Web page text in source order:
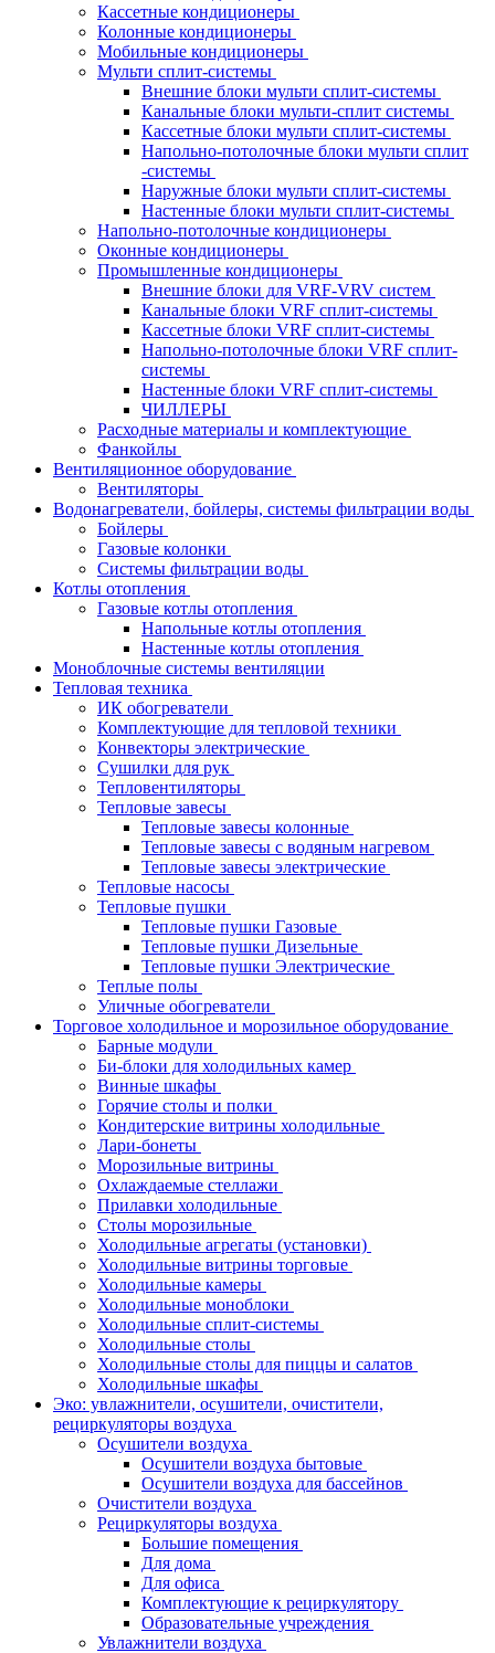
Кассетные кондиционеры
Колонные кондиционеры
Мобильные кондиционеры
Мульти сплит-системы
Внешние блоки мульти сплит-системы
Канальные блоки мульти-сплит системы
Кассетные блоки мульти сплит-системы
Напольно-потолочные блоки мульти сплит
-системы
Наружные блоки мульти сплит-системы
Настенные блоки мульти сплит-системы
Напольно-потолочные кондиционеры
Оконные кондиционеры
Промышленные кондиционеры
Внешние блоки для VRF-VRV систем
Канальные блоки VRF сплит-системы
Кассетные блоки VRF сплит-системы
Напольно-потолочные блоки VRF сплит-
системы
Настенные блоки VRF сплит-системы
ЧИЛЛЕРЫ
Расходные материалы и комплектующие
Фанкойлы
Вентиляционное оборудование
Вентиляторы
Водонагреватели, бойлеры, системы фильтрации воды
Бойлеры
Газовые колонки
Системы фильтрации воды
Котлы отопления
Газовые котлы отопления
Напольные котлы отопления
Настенные котлы отопления
Моноблочные системы вентиляции
Тепловая техника
ИК обогреватели
Комплектующие для тепловой техники
Конвекторы электрические
Сушилки для рук
Тепловентиляторы
Тепловые завесы
Тепловые завесы колонные
Тепловые завесы с водяным нагревом
Тепловые завесы электрические
Тепловые насосы
Тепловые пушки
Тепловые пушки Газовые
Тепловые пушки Дизельные
Тепловые пушки Электрические
Теплые полы
Уличные обогреватели
Торговое холодильное и морозильное оборудование
Барные модули
Би-блоки для холодильных камер
Винные шкафы
Горячие столы и полки
Кондитерские витрины холодильные
Лари-бонеты
Морозильные витрины
Охлаждаемые стеллажи
Прилавки холодильные
Столы морозильные
Холодильные агрегаты (установки)
Холодильные витрины торговые
Холодильные камеры
Холодильные моноблоки
Холодильные сплит-системы
Холодильные столы
Холодильные столы для пиццы и салатов
Холодильные шкафы
Эко: увлажнители, осушители, очистители,
рециркуляторы воздуха
Осушители воздуха
Осушители воздуха бытовые
Осушители воздуха для бассейнов
Очистители воздуха
Рециркуляторы воздуха
Большие помещения
Для дома
Для офиса
Комплектующие к рециркулятору
Образовательные учреждения
Увлажнители воздуха